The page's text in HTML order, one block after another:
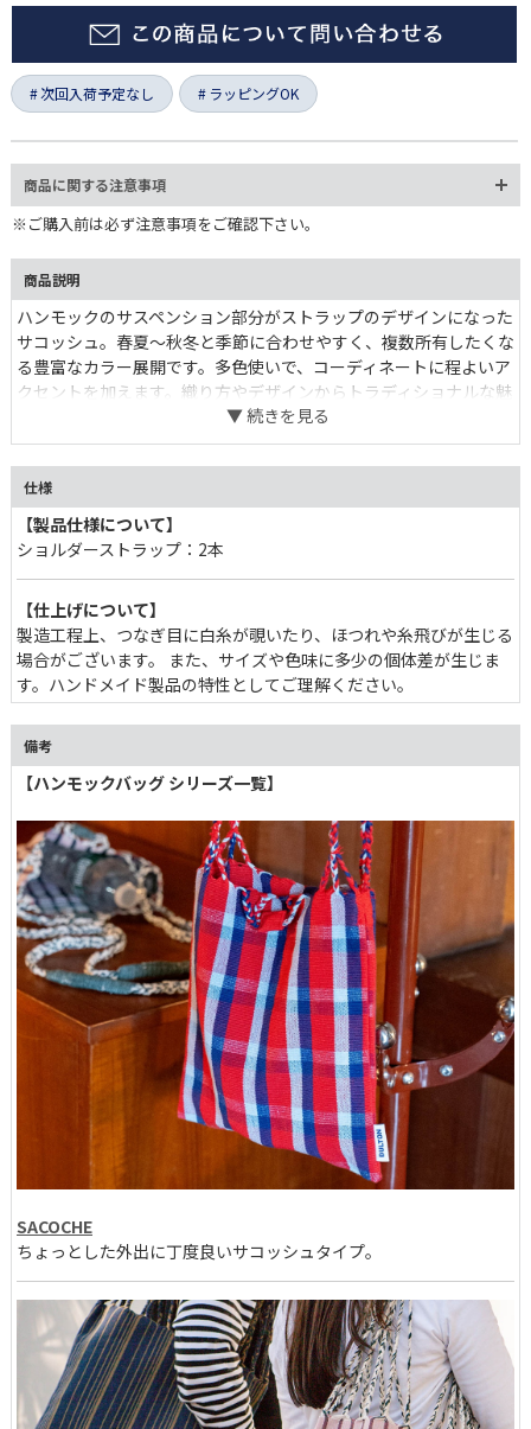
次回入荷予定なし ラッピングOK
商品に関する注意事項
※ご購入前は必ず注意事項をご確認下さい。
商品説明
ハンモックのサスペンション部分がストラップのデザインになった
サコッシュ。春夏〜秋冬と季節に合わせやすく、複数所有したくな
る豊富なカラー展開です。多色使いで、コーディネートに程よいア
クセントを加えます。織り方やデザインからトラディショナルな魅
力を感じられるバッグです。
仕様
【製品仕様について】
ショルダーストラップ：2本
【仕上げについて】
製造工程上、つなぎ目に白糸が覗いたり、ほつれや糸飛びが生じる
場合がございます。 また、サイズや色味に多少の個体差が生じま
す。ハンドメイド製品の特性としてご理解ください。
備考
【ハンモックバッグ シリーズ一覧】
SACOCHE
ちょっとした外出に丁度良いサコッシュタイプ。